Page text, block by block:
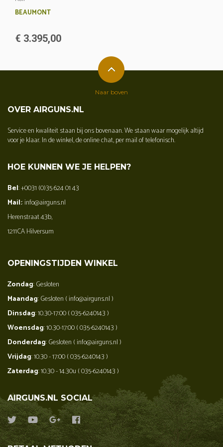
BEAUMONT
€ 3.395,00
OVER AIRGUNS.NL
Service en kwaliteit staan bij ons bovenaan. We staan waar mogelijk altijd
voor je klaar. In de winkel, de online chat, per mail of telefonisch.
HOE KUNNEN WE JE HELPEN?
Bel: +0031 (0)35 624 01 43
Mail:: info@airguns.nl
Herenstraat 43b,
1211CA Hilversum
OPENINGSTIJDEN WINKEL
Zondag: Gesloten
Maandag: Gesloten ( info@airguns.nl )
Dinsdag: 10.30-17:00 ( 035-6240143 )
Woensdag: 10.30-17:00 ( 035-6240143 )
Donderdag: Gesloten ( info@airguns.nl )
Vrijdag: 10.30 - 17:00 ( 035-6240143 )
Zaterdag: 10.30 - 14.30u ( 035-6240143 )
AIRGUNS.NL SOCIAL
Naar boven